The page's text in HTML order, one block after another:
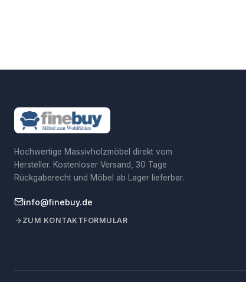
Hochwertige Massivholzmöbel direkt vom
Hersteller. Kostenloser Versand, 30 Tage
Rückgaberecht und Möbel ab Lager lieferbar.
info@finebuy.de
ZUM KONTAKTFORMULAR